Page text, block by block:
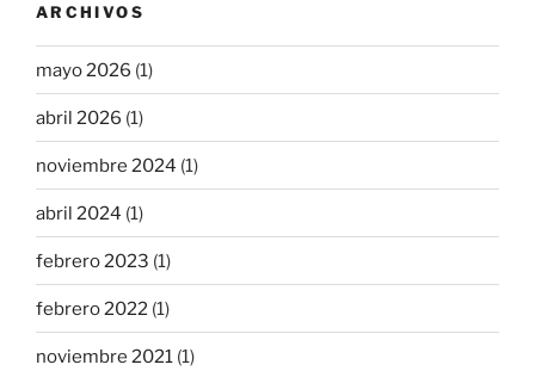
ARCHIVOS
mayo 2026 (1)
abril 2026 (1)
noviembre 2024 (1)
abril 2024 (1)
febrero 2023 (1)
febrero 2022 (1)
noviembre 2021 (1)